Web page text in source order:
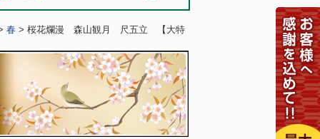
春 > 桜花爛漫 森山観月 尺五立 【大特